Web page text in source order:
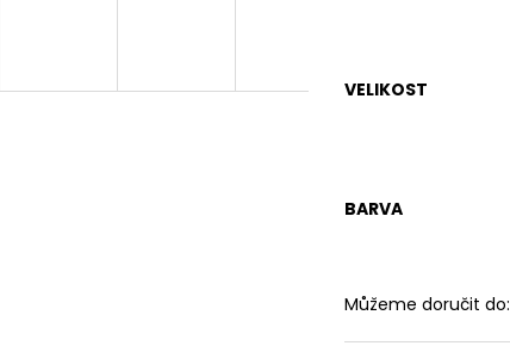
VELIKOST
BARVA
Můžeme doručit do: